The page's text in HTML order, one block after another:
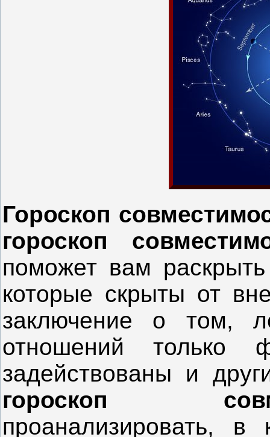
Гороскоп
гороскоп
поможет вам
которые скрыты от
заключение о том,
отношений только
задействованы и
гороскоп
проанализировать,